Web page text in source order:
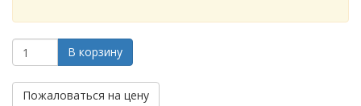
В корзину
Пожаловаться на цену